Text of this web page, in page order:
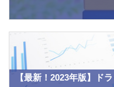
【最新！2023年版】ド